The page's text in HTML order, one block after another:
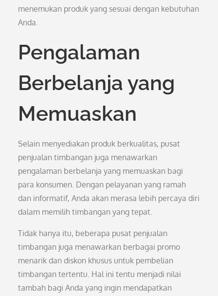
menemukan produk yang sesuai dengan kebutuhan
Anda.
Pengalaman
Berbelanja yang
Memuaskan
Selain menyediakan produk berkualitas, pusat
penjualan timbangan juga menawarkan
pengalaman berbelanja yang memuaskan bagi
para konsumen. Dengan pelayanan yang ramah
dan informatif, Anda akan merasa lebih percaya diri
dalam memilih timbangan yang tepat.
Tidak hanya itu, beberapa pusat penjualan
timbangan juga menawarkan berbagai promo
menarik dan diskon khusus untuk pembelian
timbangan tertentu. Hal ini tentu menjadi nilai
tambah bagi Anda yang ingin mendapatkan